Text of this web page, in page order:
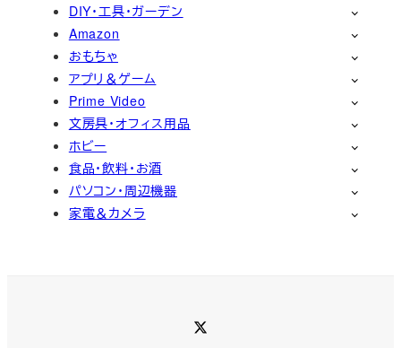
DIY・工具・ガーデン
Amazon
おもちゃ
アプリ＆ゲーム
Prime Video
文房具・オフィス用品
ホビー
食品・飲料・お酒
パソコン・周辺機器
家電＆カメラ